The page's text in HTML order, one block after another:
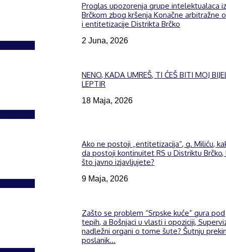
Proglas upozorenja grupe intelektualaca
Brčkom zbog kršenja Konačne arbitražne
i entitetizacije Distrikta Brčko
2 Juna, 2026
NENO, KADA UMREŠ, TI ĆEŠ BITI MOJ
LEPTIR
18 Maja, 2026
Ako ne postoji „entitetizacija“, g. Miliću,
da postoji kontinuitet RS u Distriktu Brčko,
što javno izjavljujete?
9 Maja, 2026
Zašto se problem “Srpske kuće” gura pod
tepih, a Bošnjaci u vlasti i opoziciji,
nadležni organi o tome šute? Šutnju
poslanik...